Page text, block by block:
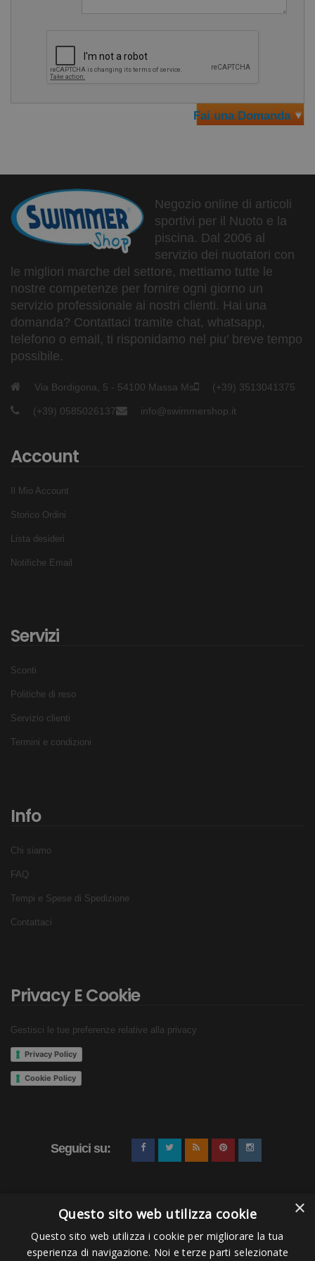
Fai una Domanda
Negozio online di articoli
sportivi per il Nuoto e la
piscina. Dal 2006 al
servizio dei nuotatori con
le migliori marche del settore, mettiamo tutte le
nostre competenze per fornire ogni giorno un
servizio professionale ai nostri clienti. Hai una
domanda? Contattaci tramite chat, whatsapp,
telefono o email, ti risponidamo nel piu' breve tempo
possibile.
Via Bordigona, 5 - 54100 Massa Ms (+39) 3513041375
(+39) 0585026137 info@swimmershop.it
Account
Il Mio Account
Storico Ordini
Lista desideri
Notifiche Email
Servizi
Sconti
Politiche di reso
Servizio clienti
Termini e condizioni
Info
Chi siamo
FAQ
Tempi e Spese di Spedizione
Contattaci
Privacy E Cookie
Gestisci le tue preferenze relative alla privacy
Privacy Policy
Cookie Policy
Seguici su:
×
Questo sito web utilizza cookie
Questo sito web utilizza i cookie per migliorare la tua
esperienza di navigazione. Noi e terze parti selezionate